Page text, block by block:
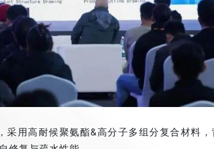
用高耐候聚氨酯&高分子多组分复合材料